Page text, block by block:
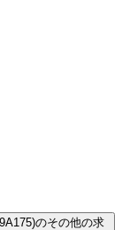
のその他の求